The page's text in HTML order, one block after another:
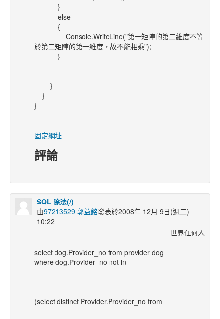
}
else
{
Console.WriteLine("第一矩陣的第二維度不等
於第二矩陣的第一維度，故不能相乘");
}
}
}
}
固定網址
評論
SQL 除法(/)
由97213529 郭益銘發表於2008年 12月 9日(週二)
10:22
世界任何人
select dog.Provider_no from provider dog
where dog.Provider_no not in
(select distinct Provider.Provider_no from